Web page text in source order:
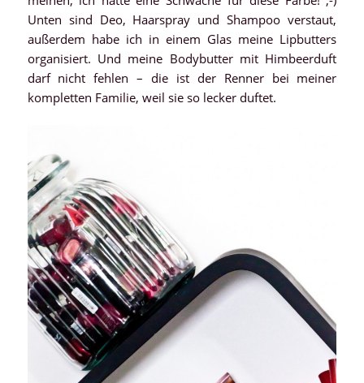
Unten sind Deo, Haarspray und Shampoo verstaut,
außerdem habe ich in einem Glas meine Lipbutters
organisiert. Und meine Bodybutter mit Himbeerduft
darf nicht fehlen – die ist der Renner bei meiner
kompletten Familie, weil sie so lecker duftet.